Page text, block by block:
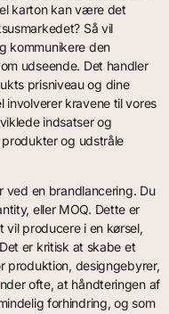
karton kan være det
Så vil
kommunikere den
udseende. Det handler
prisniveau og dine
involverer kravene til vores
indsatser og
og udstråle
ved en brandlancering. Du
eller MOQ. Dette er
vil producere i en kørsel,
er kritisk at skabe et
produktion, designgebyrer,
ofte, at håndteringen af
forhindring, og som